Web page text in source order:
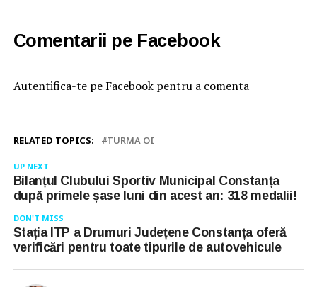
Comentarii pe Facebook
Autentifica-te pe Facebook pentru a comenta
RELATED TOPICS: TURMA OI
UP NEXT
Bilanțul Clubului Sportiv Municipal Constanța
după primele șase luni din acest an: 318 medalii!
DON'T MISS
Stația ITP a Drumuri Județene Constanța oferă
verificări pentru toate tipurile de autovehicule